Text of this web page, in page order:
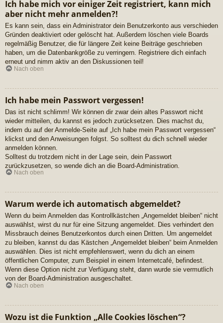
Ich habe mich vor einiger Zeit registriert, kann mich
aber nicht mehr anmelden?!
Es kann sein, dass ein Administrator dein Benutzerkonto aus verschieden
Gründen deaktiviert oder gelöscht hat. Außerdem löschen viele Boards
regelmäßig Benutzer, die für längere Zeit keine Beiträge geschrieben
haben, um die Datenbankgröße zu verringern. Registriere dich einfach
erneut und nimm aktiv an den Diskussionen teil!
Nach oben
Ich habe mein Passwort vergessen!
Das ist nicht schlimm! Wir können dir zwar dein altes Passwort nicht
wieder mitteilen, du kannst es jedoch zurücksetzen. Dies machst du,
indem du auf der Anmelde-Seite auf „Ich habe mein Passwort vergessen“
klickst und den Anweisungen folgst. So solltest du dich schnell wieder
anmelden können.
Solltest du trotzdem nicht in der Lage sein, dein Passwort
zurückzusetzen, so wende dich an die Board-Administration.
Nach oben
Warum werde ich automatisch abgemeldet?
Wenn du beim Anmelden das Kontrollkästchen „Angemeldet bleiben“ nicht
auswählst, wirst du nur für eine Sitzung angemeldet. Dies verhindert den
Missbrauch deines Benutzerkontos durch einen Dritten. Um angemeldet
zu bleiben, kannst du das Kästchen „Angemeldet bleiben“ beim Anmelden
auswählen. Dies ist nicht empfehlenswert, wenn du dich an einem
öffentlichen Computer, zum Beispiel in einem Internetcafé, befindest.
Wenn diese Option nicht zur Verfügung steht, dann wurde sie vermutlich
von der Board-Administration ausgeschaltet.
Nach oben
Wozu ist die Funktion „Alle Cookies löschen“?